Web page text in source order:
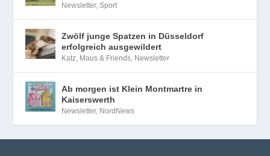
Newsletter,Sport
Zwölf junge Spatzen in Düsseldorf
erfolgreich ausgewildert
Katz, Maus & Friends, Newsletter
Ab morgen ist Klein Montmartre in
Kaiserswerth
Newsletter, NordNews